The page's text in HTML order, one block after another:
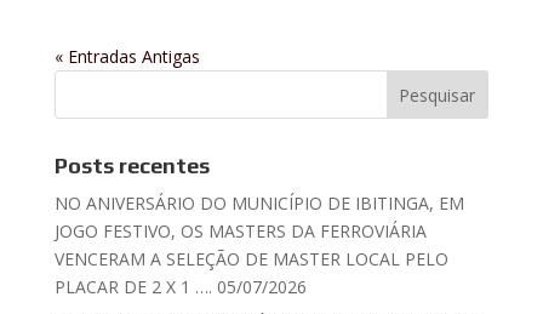
« Entradas Antigas
Posts recentes
NO ANIVERSÁRIO DO MUNICÍPIO DE IBITINGA, EM
JOGO FESTIVO, OS MASTERS DA FERROVIÁRIA
VENCERAM A SELEÇÃO DE MASTER LOCAL PELO
PLACAR DE 2 X 1 …. 05/07/2026